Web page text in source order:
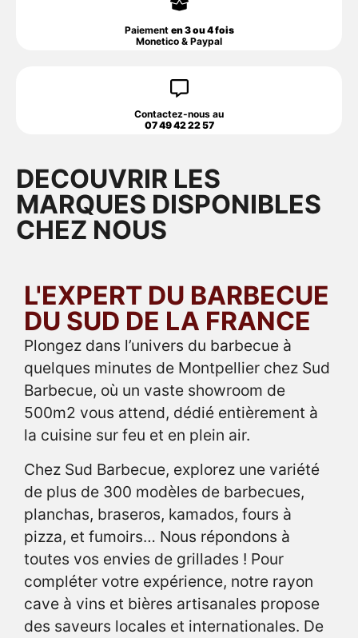
Paiement en 3 ou 4 fois
Monetico & Paypal
Contactez-nous au
07 49 42 22 57
DECOUVRIR LES
MARQUES DISPONIBLES
CHEZ NOUS
L'EXPERT DU BARBECUE
DU SUD DE LA FRANCE
Plongez dans l’univers du barbecue à
quelques minutes de Montpellier chez Sud
Barbecue, où un vaste showroom de
500m2 vous attend, dédié entièrement à
la cuisine sur feu et en plein air.
Chez Sud Barbecue, explorez une variété
de plus de 300 modèles de barbecues,
planchas, braseros, kamados, fours à
pizza, et fumoirs… Nous répondons à
toutes vos envies de grillades ! Pour
compléter votre expérience, notre rayon
cave à vins et bières artisanales propose
des saveurs locales et internationales. De